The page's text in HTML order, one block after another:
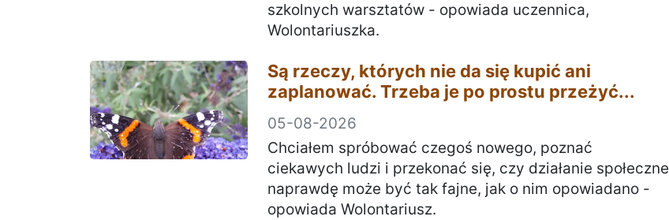
szkolnych warsztatów - opowiada uczennica,
Wolontariuszka.
Są rzeczy, których nie da się kupić ani
zaplanować. Trzeba je po prostu przeżyć...
05-08-2026
Chciałem spróbować czegoś nowego, poznać
ciekawych ludzi i przekonać się, czy działanie społeczne
naprawdę może być tak fajne, jak o nim opowiadano -
opowiada Wolontariusz.